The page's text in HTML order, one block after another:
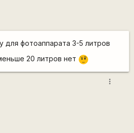
для фотоаппарата 3-5 литров
20 литров нет ???
more_vert